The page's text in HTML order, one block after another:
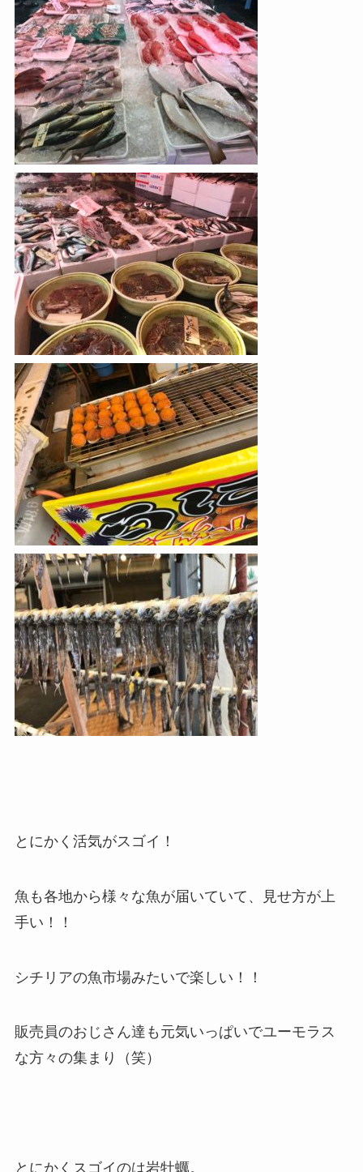
とにかく活気がスゴイ！
魚も各地から様々な魚が届いていて、見せ方が上
手い！！
シチリアの魚市場みたいで楽しい！！
販売員のおじさん達も元気いっぱいでユーモラス
な方々の集まり（笑）
とにかくスゴイのは岩牡蠣。